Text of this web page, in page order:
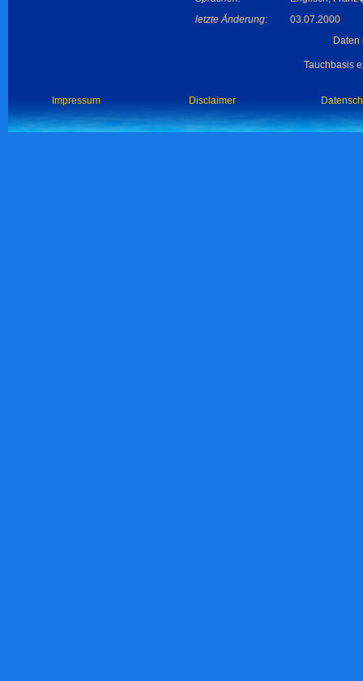
letzte Änderung:
03.07.2000
Tauchbasis
Impressum Disclaimer